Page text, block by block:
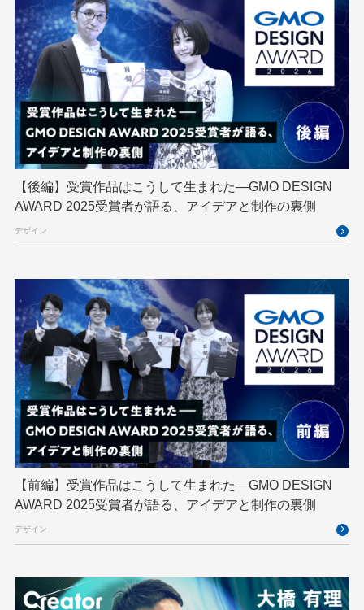
DevSecOpsThon Docker
Engineering Journey expert EXPERT CROSS
GMO AI＆ロボティクス商事 GMO AIR
GMO DESIGN AWARD GMO Developers Day
GMO Developers Night GMO Flatt Security
GMO GPUクラウド GMO Hacking Night
GMO kitaQ GMO SONIC GMOアドパートナーズ
GMOアドマーケティング GMOインターネット
GMOコネクト GMOサイバーセキュリティ byイエラエ
GMOデジキッズ GMOブランドセキュリティ
GMOペイメントゲートウェイ GMOペパボ
GMOメイクショップ GMOメディア GMOロボッツ
GMO大会議 GMO天秤AI Go GPUクラウド
GTB Hack-1グランプリ IETF iOS
Japan Drone
Java JJUG JSAI2026 K8s
Kaigi on Rails
Perl PHP PHPcon PHPerKaigi
【後編】受賞作品はこうして生まれた—GMO DESIGN
AWARD 2025受賞者が語る、アイデアと制作の裏側
デザイン
【前編】受賞作品はこうして生まれた—GMO DESIGN
AWARD 2025受賞者が語る、アイデアと制作の裏側
デザイン